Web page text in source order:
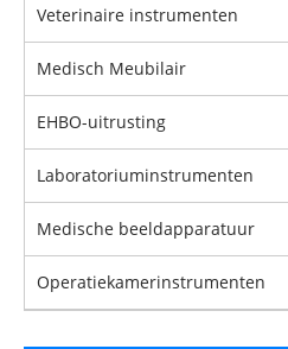
Veterinaire instrumenten
Medisch Meubilair
EHBO-uitrusting
Laboratoriuminstrumenten
Medische beeldapparatuur
Operatiekamerinstrumenten